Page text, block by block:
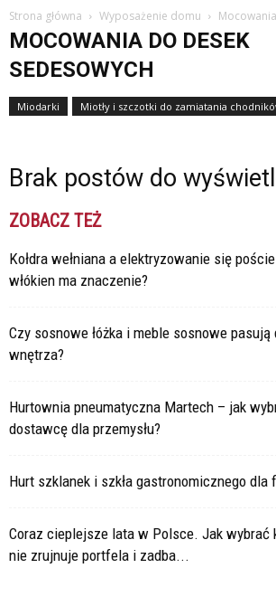
Strona główna Wyposażenie domu
MOCOWANIA DO DESEK
SEDESOWYCH
Miodarki Miotły i szczotki do zamiatania
Brak postów do
ZOBACZ TEŻ
Kołdra wełniana a elektryzowanie się
włókien ma znaczenie?
Czy sosnowe łóżka i meble sosnowe
wnętrza?
Hurtownia pneumatyczna Martech – jak
dostawcę dla przemysłu?
Hurt szklanek i szkła gastronomicznego dla
Coraz cieplejsze lata w Polsce. Jak wybrać
nie zrujnuje portfela i zadba...